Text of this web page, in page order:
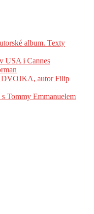
album. Texty
USA i Cannes
autor Filip
Tommy Emmanuelem